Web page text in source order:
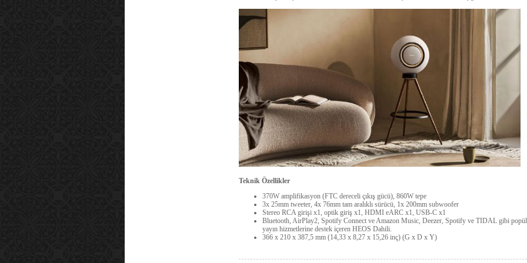
Teknik Özellikler
370W amplifikasyon (FTC dereceli çıkış gücü), 860W tepe
3x 25mm tweeter, 4x 76mm tam aralıklı sürücü, 1x 200mm subwoofer
Stereo RCA girişi x1, optik giriş x1, HDMI eARC x1, USB-C x1
Bluetooth, AirPlay2, Spotify Connect ve Amazon Music, Deezer, Spotify ve TIDAL gibi
yayın hizmetlerine destek içeren HEOS Dahili.
366 x 210 x 387,5 mm (14,33 x 8,27 x 15,26 inç) (G x D x Y)